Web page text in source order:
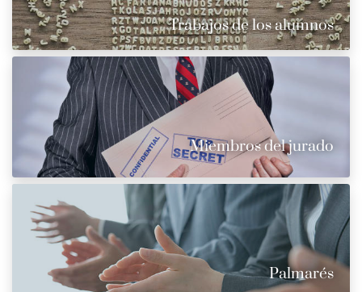
Trabajos de los alumnos
Miembros del jurado
Palmarés